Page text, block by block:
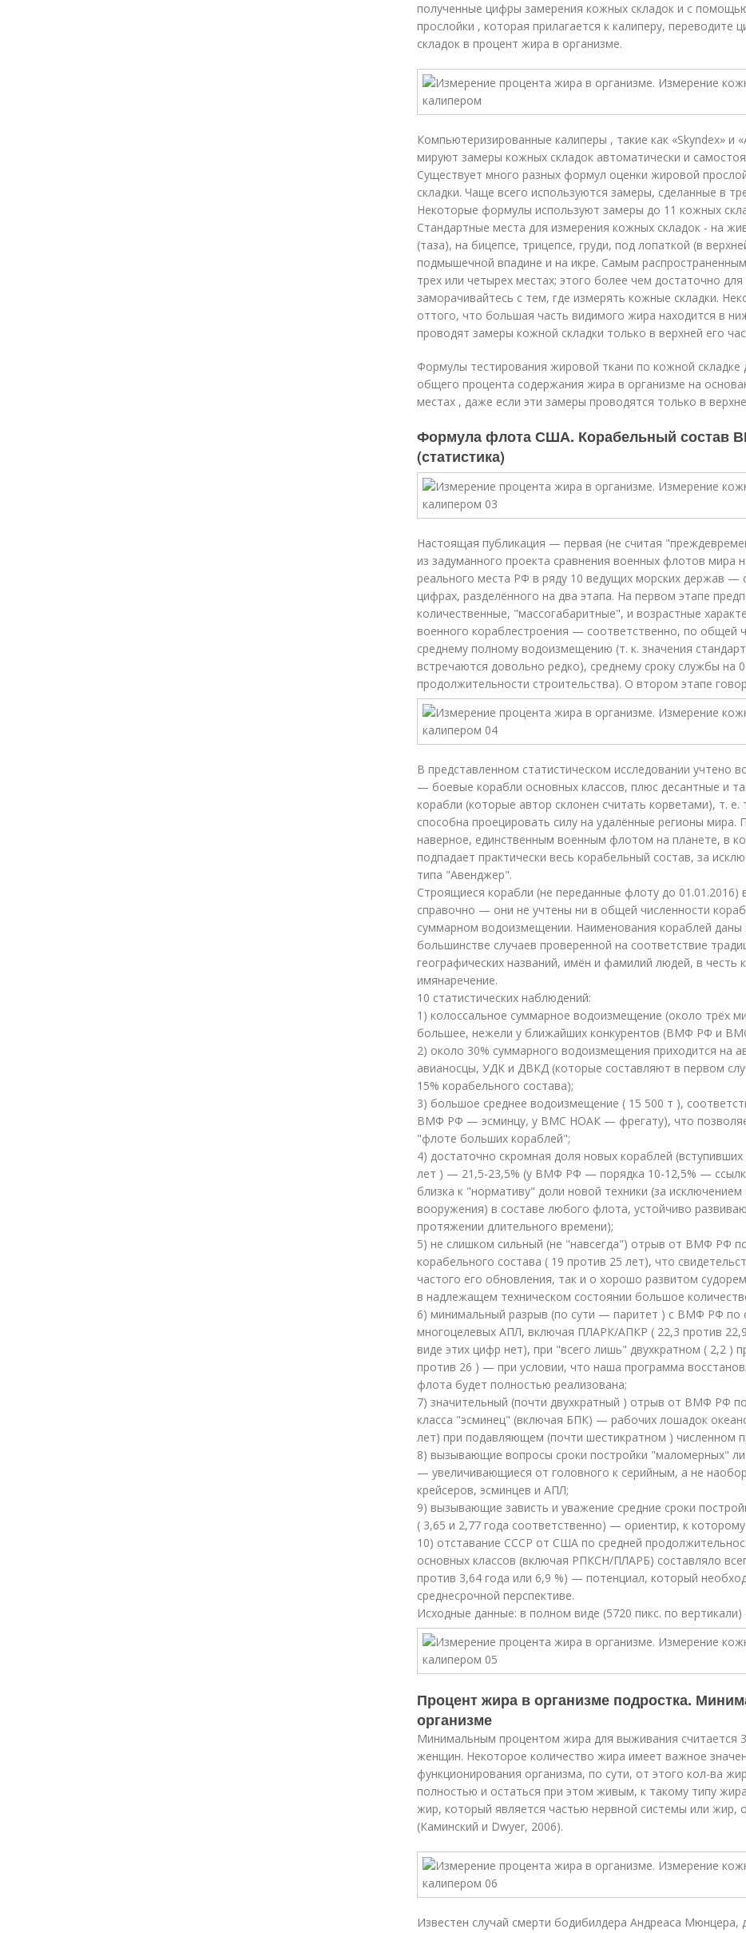
полученные цифры замерения кожных складок и с
прослойки , которая прилагается к калиперу,
складок в процент жира в организме.
Компьютеризированные калиперы , такие как «Skyndex» и
мируют замеры кожных складок автоматически и
Существует много разных формул оценки жировой
складки. Чаще всего используются замеры, сделанные в
Некоторые формулы используют замеры до 11 кожных
Стандартные места для измерения кожных складок - на
(таза), на бицепсе, трицепсе, груди, под лопаткой (в
подмышечной впадине и на икре. Самым
трех или четырех местах; этого более чем достаточно
заморачивайтесь с тем, где измерять кожные складки.
оттого, что большая часть видимого жира находится в
проводят замеры кожной складки только в верхней его
Формулы тестирования жировой ткани по кожной
общего процента содержания жира в организме на
местах , даже если эти замеры проводятся только в
Формула флота США. Корабельный состав
(статистика)
Настоящая публикация — первая (не считая
из задуманного проекта сравнения военных флотов мира
реального места РФ в ряду 10 ведущих морских держав —
цифрах, разделённого на два этапа. На первом этапе
количественные, "массогабаритные", и возрастные
военного кораблестроения — соответственно, по общей
среднему полному водоизмещению (т. к. значения
встречаются довольно редко), среднему сроку службы на
продолжительности строительства). О втором этапе
В представленном статистическом исследовании учтено
— боевые корабли основных классов, плюс десантные и
корабли (которые автор склонен считать корветами), т.
способна проецировать силу на удалённые регионы
наверное, единственным военным флотом на планете, в
подпадает практически весь корабельный состав, за
типа "Авенджер".
Строящиеся корабли (не переданные флоту до
справочно — они не учтены ни в общей численности
суммарном водоизмещении. Наименования кораблей даны
большинстве случаев проверенной на соответствие
географических названий, имён и фамилий людей, в честь
имянаречение.
10 статистических наблюдений:
1) колоссальное суммарное водоизмещение (около трёх
большее, нежели у ближайших конкурентов (ВМФ РФ и
2) около 30% суммарного водоизмещения приходится на
авианосцы, УДК и ДВКД (которые составляют в первом
15% корабельного состава);
3) большое среднее водоизмещение ( 15 500 т ),
ВМФ РФ — эсминцу, у ВМС НОАК — фрегату), что
"флоте больших кораблей";
4) достаточно скромная доля новых кораблей
лет ) — 21,5-23,5% (у ВМФ РФ — порядка 10-12,5% —
близка к "нормативу" доли новой техники (за
вооружения) в составе любого флота, устойчиво
протяжении длительного времени);
5) не слишком сильный (не "навсегда") отрыв от ВМФ РФ
корабельного состава ( 19 против 25 лет), что
частого его обновления, так и о хорошо развитом
в надлежащем техническом состоянии большое
6) минимальный разрыв (по сути — паритет ) с ВМФ РФ по
многоцелевых АПЛ, включая ПЛАРК/АПКР ( 22,3 против
виде этих цифр нет), при "всего лишь" двухкратном ( 2,2 )
против 26 ) — при условии, что наша программа
флота будет полностью реализована;
7) значительный (почти двухкратный ) отрыв от ВМФ РФ
класса "эсминец" (включая БПК) — рабочих лошадок
лет) при подавляющем (почти шестикратном ) численном
8) вызывающие вопросы сроки постройки "маломерных"
— увеличивающиеся от головного к серийным, а не
крейсеров, эсминцев и АПЛ;
9) вызывающие зависть и уважение средние сроки
( 3,65 и 2,77 года соответственно) — ориентир, к
10) отставание СССР от США по средней
основных классов (включая РПКСН/ПЛАРБ) составляло
против 3,64 года или 6,9 %) — потенциал, который
среднесрочной перспективе.
Исходные данные: в полном виде (5720 пикс. по
Процент жира в организме подростка.
организме
Минимальным процентом жира для выживания считается
женщин. Некоторое количество жира имеет важное
функционирования организма, по сути, от этого кол-ва
полностью и остаться при этом живым, к такому типу
жир, который является частью нервной системы или жир,
(Каминский и Dwyer, 2006).
Известен случай смерти бодибилдера Андреаса Мюнцера,